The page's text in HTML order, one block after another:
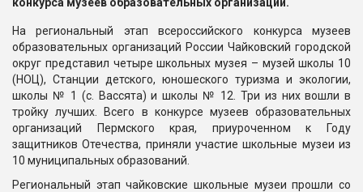
На региональный этап всероссийского конкурса музеев
образовательных организаций России Чайковский городской
округ представил четыре школьных музея – музей школы 10
(НОЦ), Станции детского, юношеского туризма и экологии,
школы № 1 (с. Вассята) и школы № 12. Три из них вошли в
тройку лучших. Всего в конкурсе музеев образовательных
организаций Пермского края, приуроченном к Году
защитников Отечества, приняли участие школьные музеи из
10 муниципальных образований.
Региональный этап чайковские школьные музеи прошли со